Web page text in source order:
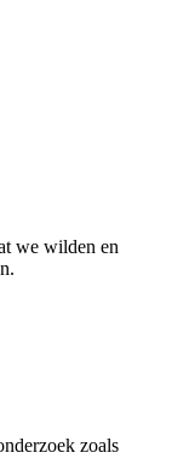
we wilden en
zoals